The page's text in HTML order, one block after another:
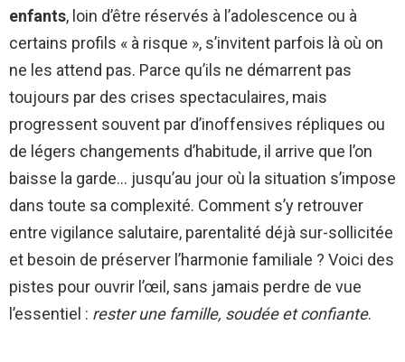
enfants, loin d’être réservés à l’adolescence ou à
certains profils « à risque », s’invitent parfois là où on
ne les attend pas. Parce qu’ils ne démarrent pas
toujours par des crises spectaculaires, mais
progressent souvent par d’inoffensives répliques ou
de légers changements d’habitude, il arrive que l’on
baisse la garde… jusqu’au jour où la situation s’impose
dans toute sa complexité. Comment s’y retrouver
entre vigilance salutaire, parentalité déjà sur-sollicitée
et besoin de préserver l’harmonie familiale ? Voici des
pistes pour ouvrir l’œil, sans jamais perdre de vue
l’essentiel : rester une famille, soudée et confiante.